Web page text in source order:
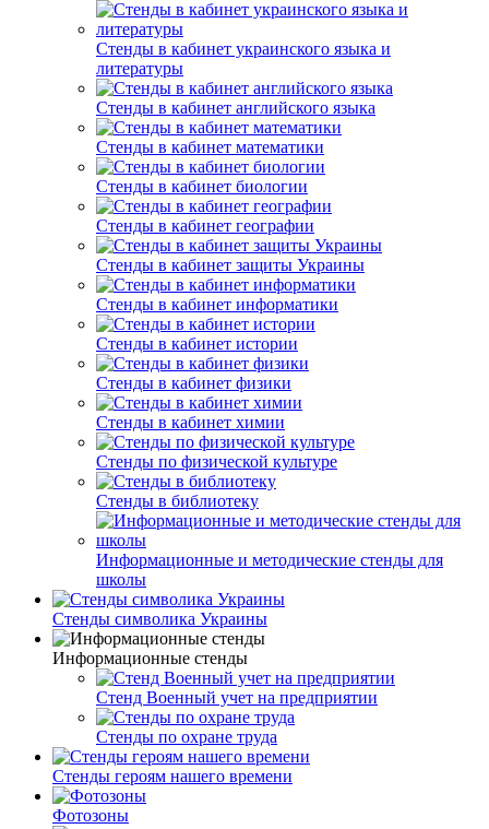
Стенды в кабинет украинского языка и
литературы
Стенды в кабинет английского языка
Стенды в кабинет математики
Стенды в кабинет биологии
Стенды в кабинет географии
Стенды в кабинет защиты Украины
Стенды в кабинет информатики
Стенды в кабинет истории
Стенды в кабинет физики
Стенды в кабинет химии
Стенды по физической культуре
Стенды в библиотеку
Информационные и методические стенды для
школы
Стенды символика Украины
Информационные стенды
Стенд Военный учет на предприятии
Стенды по охране труда
Стенды героям нашего времени
Фотозоны